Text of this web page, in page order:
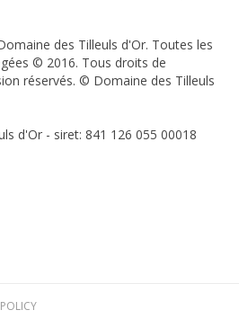
des Tilleuls d'Or. Toutes les
© 2016. Tous droits de
réservés. © Domaine des Tilleuls
d'Or - siret: 841 126 055 00018